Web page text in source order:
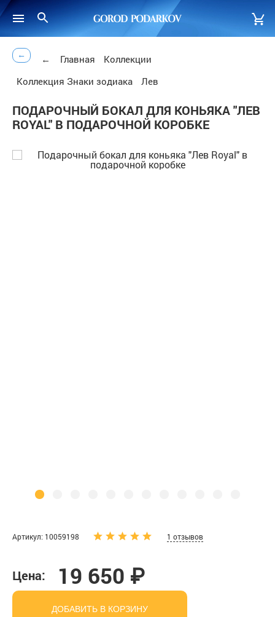
← ← Главная
Коллекции
Коллекция Знаки зодиака
Лев
ПОДАРОЧНЫЙ БОКАЛ ДЛЯ КОНЬЯКА "ЛЕВ
ROYAL" В ПОДАРОЧНОЙ КОРОБКЕ
Артикул: 10059198 1 отзывов
Цена: 19 650 ₽
ДОБАВИТЬ В КОРЗИНУ